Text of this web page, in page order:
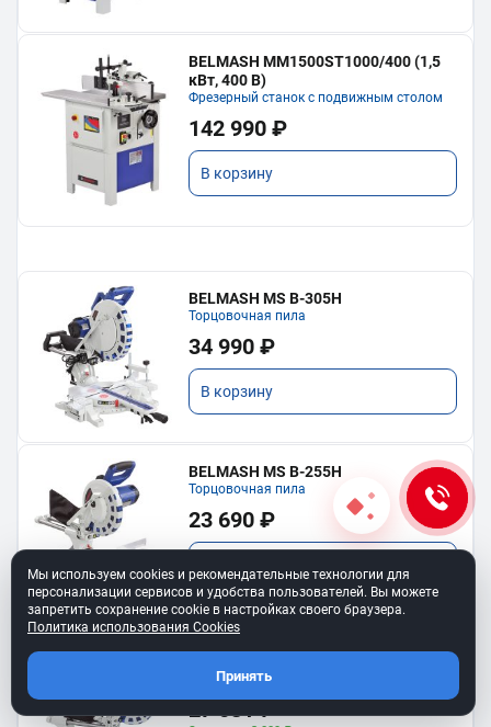
BELMASH MM1500ST1000/400 (1,5
кВт, 400 В)
Фрезерный станок с подвижным столом
142 990 ₽
В корзину
BELMASH MS B-305H
Торцовочная пила
34 990 ₽
В корзину
BELMASH MS B-255H
Торцовочная пила
23 690 ₽
RD153A
27 081 ₽ 30 090 ₽
Мы используем cookies и рекомендательные технологии для
персонализации сервисов и удобства пользователей. Вы можете
запретить сохранение cookie в настройках своего браузера.
Политика использования Cookies
Принять